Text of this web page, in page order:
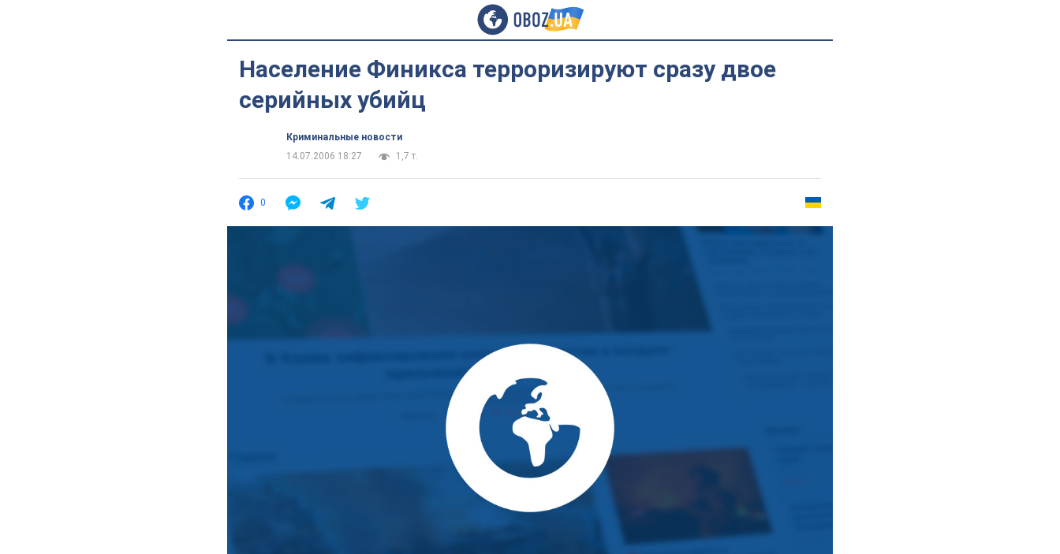
Население Финикса терроризируют сразу двое
серийных убийц
Криминальные новости
14.07.2006 18:27
1,7 т.
0